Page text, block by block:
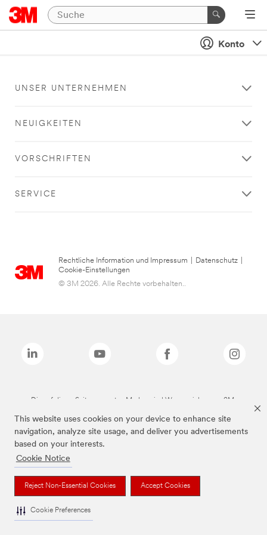
This website uses cookies on your device to enhance site
navigation, analyze site usage, and deliver you advertisements
based on your interests.
Cookie Notice
Reject Non-Essential Cookies Accept Cookies
Cookie Preferences
Konto
UNSER UNTERNEHMEN
NEUIGKEITEN
VORSCHRIFTEN
SERVICE
Rechtliche Information und Impressum Datenschutz
Cookie-Einstellungen
© 3M 2026. Alle Rechte vorbehalten..
Die auf dieser Seite genannten Marken sind Warenzeichen von 3M.